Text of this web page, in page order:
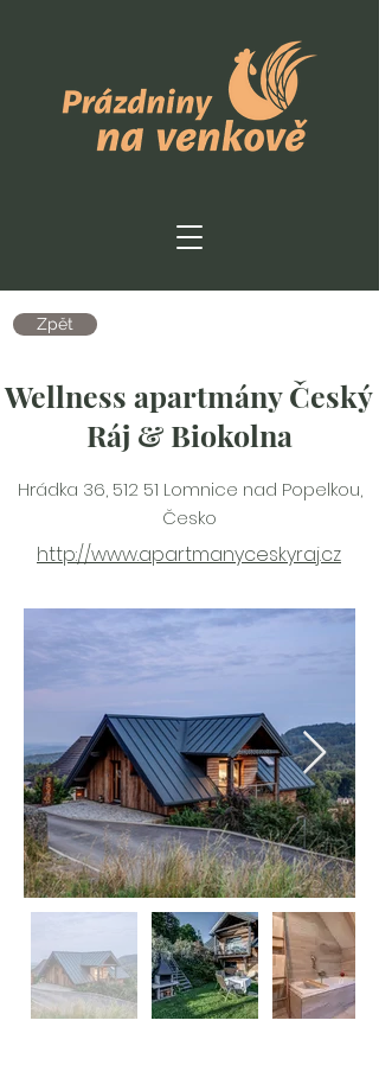
Zpět
Wellness apartmány Český
Ráj & Biokolna
Hrádka 36, 512 51 Lomnice nad Popelkou,
Česko
http://www.apartmanyceskyraj.cz